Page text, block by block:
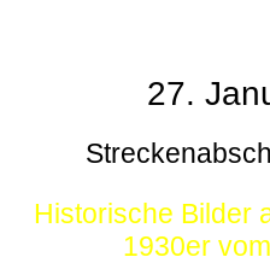
27.
Historische Bilder
1930er